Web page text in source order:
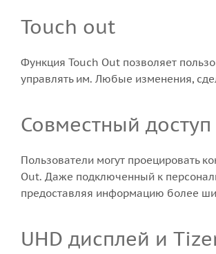
Touch out
Функция Touch Out позволяет
управлять им. Любые изменения,
Совместный
Пользователи могут проецировать
Out. Даже подключенный к
предоставляя информацию более
UHD дисплей и